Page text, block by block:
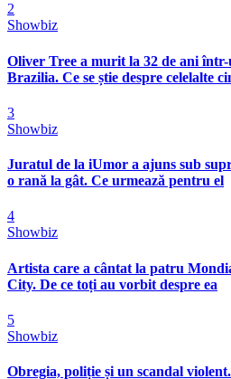
2
Showbiz
Oliver Tree a murit la 32 de ani
Brazilia. Ce se știe despre celelalte
3
Showbiz
Juratul de la iUmor a ajuns sub
o rană la gât. Ce urmează pentru el
4
Showbiz
Artista care a cântat la patru
City. De ce toți au vorbit despre ea
5
Showbiz
Obregia, poliție și un scandal